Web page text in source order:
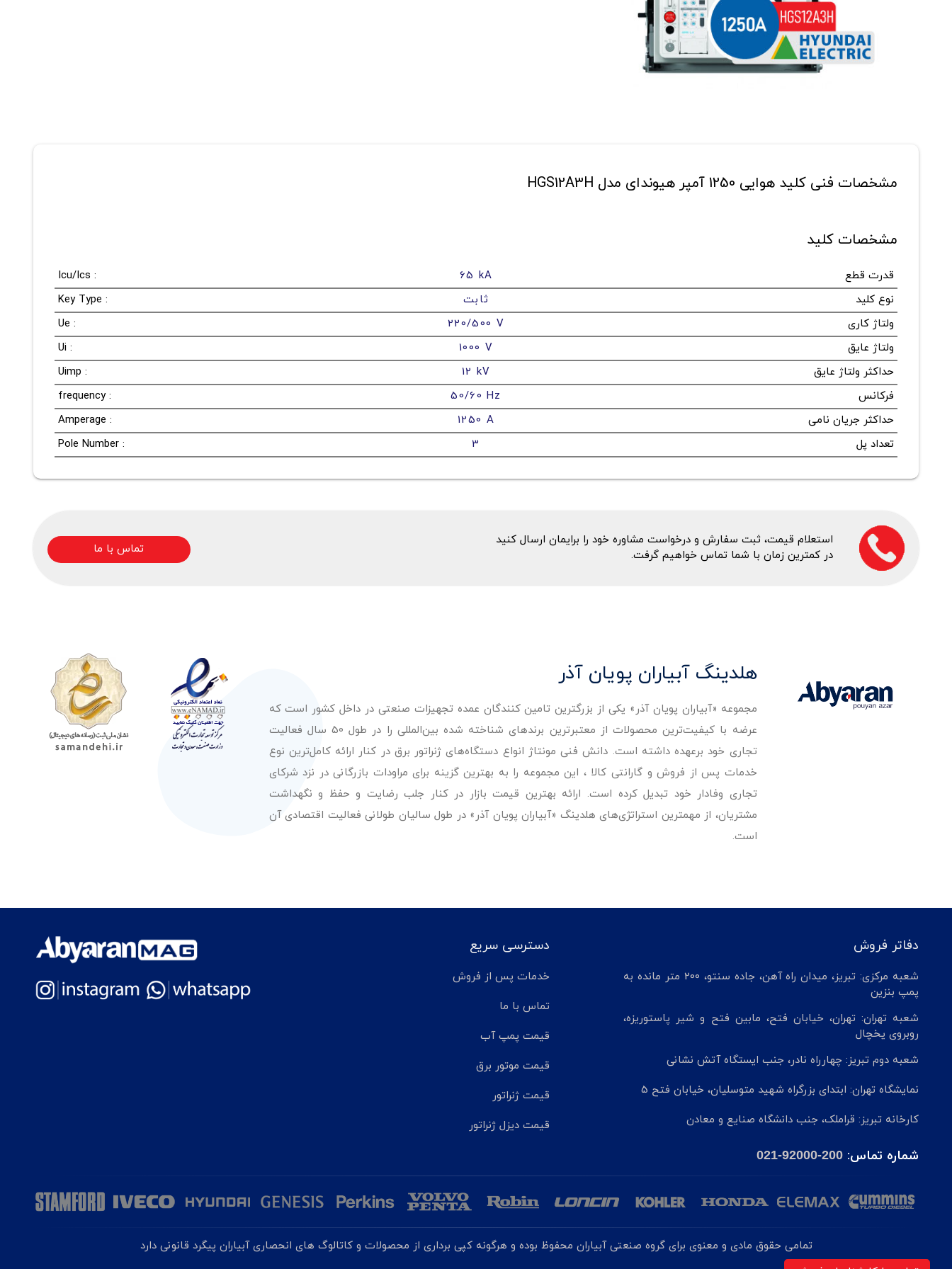
مشخصات فنی کلید هوایی 1250 آمپر هیوندای مدل HGS12A3H
مشخصات کلید
قدرت قطع 65 kA
Icu/Ics :
نوع کلید
ثابت
Key Type :
ولتاژ کاری
220/500 V
Ue :
ولتاژ عایق
1000 V
Ui :
حداکثر ولتاژ عایق
12 kV
Uimp :
فرکانس
50/60 Hz
frequency :
حداکثر جریان نامی
1250 A
Amperage :
تعداد پل
3
Pole Number :
استعلام قیمت، ثبت سفارش و درخواست مشاوره خود را برایمان ارسال کنید
در کمترین زمان با شما تماس خواهیم گرفت.
تماس با ما
هلدینگ آبیاران پویان آذر
مجموعه «آبیاران پویان آذر» یکی از بزرگترین تامین کنندگان عمده تجهیزات صنعتی در داخل کشور است که
عرضه با کیفیت‌ترین محصولات از معتبرترین برندهای شناخته شده بین‌المللی را در طول 50 سال فعالیت
تجاری خود برعهده داشته است. دانش فنی مونتاژ انواع دستگاه‌های ژنراتور برق در کنار ارائه کامل‌ترین نوع
خدمات پس از فروش و گارانتی کالا ، این مجموعه را به بهترین گزینه برای مراودات بازرگانی در نزد شرکای
تجاری وفادار خود تبدیل کرده است. ارائه بهترین قیمت بازار در کنار جلب رضایت و حفظ و نگهداشت
مشتریان، از مهمترین استراتژی‌های هلدینگ «آبیاران پویان آذر» در طول سالیان طولانی فعالیت اقتصادی آن
است.
دفاتر فروش
شعبه مرکزی: تبریز، میدان راه آهن، جاده سنتو، 200 متر مانده به
پمپ بنزین
شعبه تهران: تهران، خیابان فتح، مابین فتح و شیر پاستوریزه،
روبروی یخچال
شعبه دوم تبریز: چهارراه نادر، جنب ایستگاه آتش نشانی
نمایشگاه تهران: ابتدای بزرگراه شهید متوسلیان، خیابان فتح 5
کارخانه تبریز: قراملک، جنب دانشگاه صنایع و معادن
شماره تماس: 021-92000-200
دسترسی سریع
خدمات پس از فروش
تماس با ما
قیمت پمپ آب
قیمت موتور برق
قیمت ژنراتور
قیمت دیزل ژنراتور
تمامی حقوق مادی و معنوی برای گروه صنعتی آبیاران محفوظ بوده و هرگونه کپی برداری از محصولات و کاتالوگ های انحصاری آبیاران پیگرد قانونی دارد